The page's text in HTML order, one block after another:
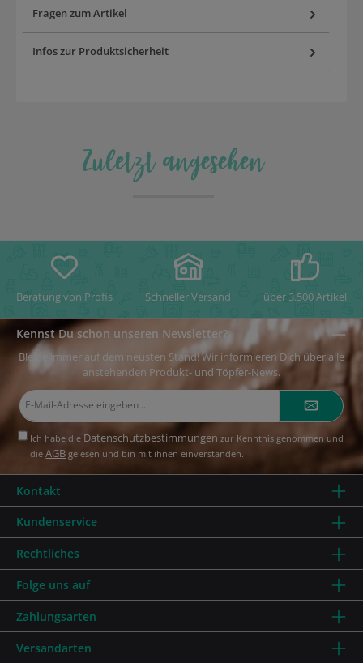
Fragen zum Artikel
Infos zur Produktsicherheit
Zuletzt angesehen
Beratung von Profis Schneller Versand über 3.500 Artikel
Kennst Du schon unseren Newsletter?
Bleibe immer auf dem neusten Stand! Wir informieren Dich über alle
anstehenden Produkt- und Töpfer-News.
Ich habe die Datenschutzbestimmungen zur Kenntnis genommen und
dieAGB gelesen und bin mit ihnen einverstanden.
Kundenservice
Rechtliches
Kontakt
Zahlungsarten
Versandarten
Folge uns auf